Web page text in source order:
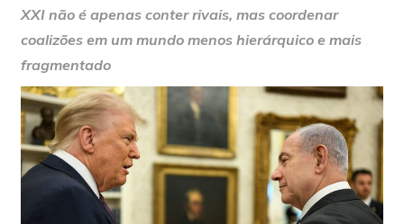
XXI não é apenas conter rivais, mas coordenar
coalizões em um mundo menos hierárquico e mais
fragmentado